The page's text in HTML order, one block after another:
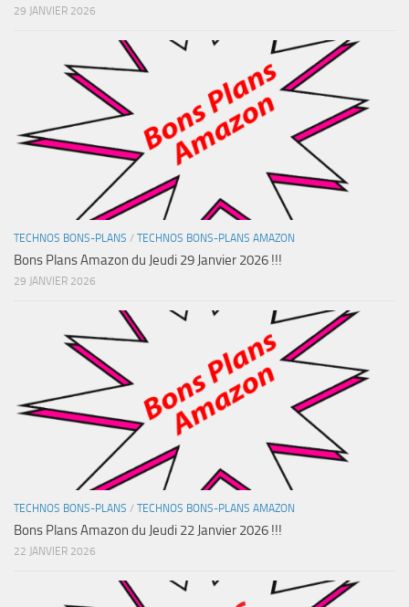
29 JANVIER 2026
TECHNOS BONS-PLANS / TECHNOS BONS-PLANS AMAZON
Bons Plans Amazon du Jeudi 29 Janvier 2026 !!!
29 JANVIER 2026
TECHNOS BONS-PLANS / TECHNOS BONS-PLANS AMAZON
Bons Plans Amazon du Jeudi 22 Janvier 2026 !!!
22 JANVIER 2026